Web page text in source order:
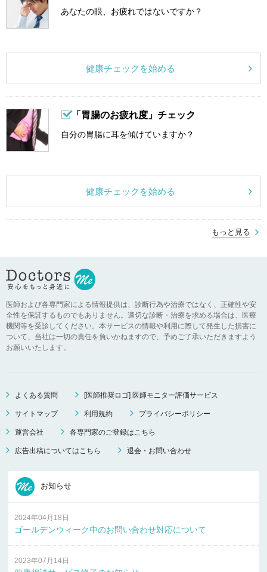
あなたの眼、お疲れではないですか？
健康チェックを始める
「胃腸のお疲れ度」チェック
自分の胃腸に耳を傾けていますか？
健康チェックを始める
もっと見る
医師および各専門家による情報提供は、診断行為や治療ではなく、正確性や安
全性を保証するものでもありません。適切な診断・治療を求める場合は、医療
機関等を受診してください。本サービスの情報や利用に際して発生した損害に
ついて、当社は一切の責任を負いかねますので、予めご了承いただきますよう
お願いいたします。
よくある質問 [医師推奨ロゴ] 医師モニター評価サービス
サイトマップ 利用規約 プライバシーポリシー
運営会社 各専門家のご登録はこちら
広告出稿についてはこちら 退会・お問い合わせ
お知らせ
2024年04月18日
ゴールデンウィーク中のお問い合わせ対応について
2023年07月14日